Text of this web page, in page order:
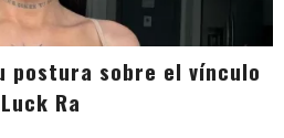
postura sobre el vínculo
Ra